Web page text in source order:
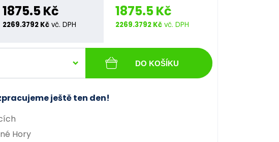
1875.5 Kč
2269.3792 Kčvč. DPH
1875.5 Kč
2269.3792 Kčvč. DPH
DO KOŠÍKU
ještě ten den!
Hory